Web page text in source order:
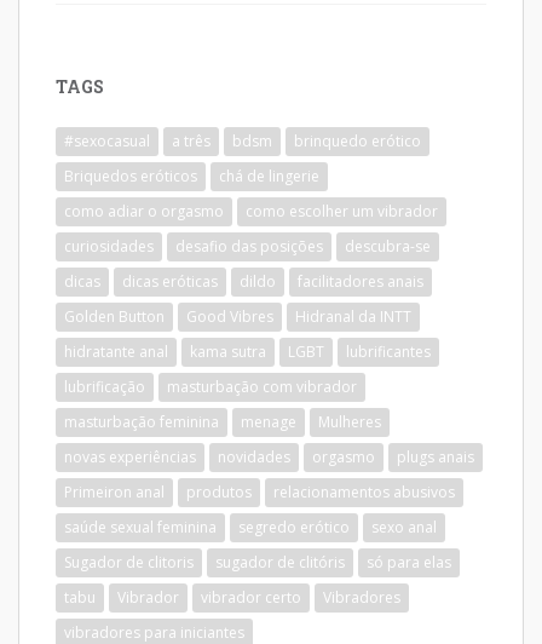
TAGS
#sexocasual a três bdsm
brinquedo erótico
Briquedos eróticos
chá de lingerie
como adiar o orgasmo
como escolher um vibrador
curiosidades
desafio das posições
descubra-se
dicas
dicas eróticas dildo
facilitadores anais
Golden Button
Good Vibres
Hidranal da INTT
hidratante anal
kama sutra LGBT
lubrificantes
lubrificação
masturbação com vibrador
masturbação feminina
menage
Mulheres
novas experiências
novidades orgasmo
plugs anais
Primeiron anal
produtos
relacionamentos abusivos
saúde sexual feminina
segredo erótico
sexo anal
Sugador de clitoris
sugador de clitóris
só para elas
tabu
Vibrador vibrador certo
Vibradores
vibradores para iniciantes